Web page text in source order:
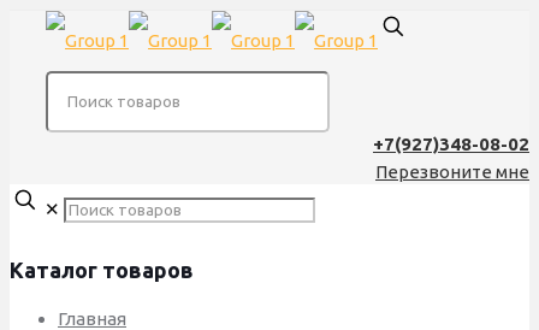
+7(927)348-08-02
Перезвоните мне
✕
Каталог товаров
Главная